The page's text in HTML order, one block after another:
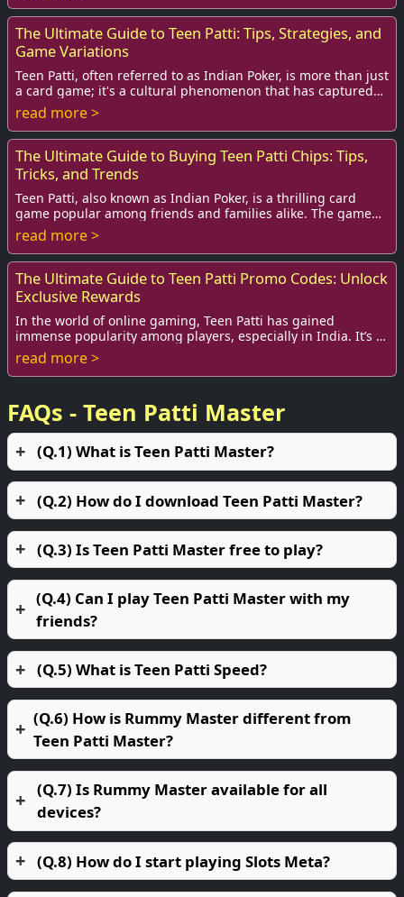
The Ultimate Guide to Teen Patti: Tips, Strategies, and
Game Variations
Teen Patti, often referred to as Indian Poker, is more than just
a card game; it's a cultural phenomenon that has captured
the hearts of players acros...
read more >
The Ultimate Guide to Buying Teen Patti Chips: Tips,
Tricks, and Trends
Teen Patti, also known as Indian Poker, is a thrilling card
game popular among friends and families alike. The game
introduces an element of strategy,...
read more >
The Ultimate Guide to Teen Patti Promo Codes: Unlock
Exclusive Rewards
In the world of online gaming, Teen Patti has gained
immense popularity among players, especially in India. It’s a
game known for its engaging gamepla...
read more >
FAQs - Teen Patti Master
(Q.1) What is Teen Patti Master?
(Q.2) How do I download Teen Patti Master?
(Q.3) Is Teen Patti Master free to play?
(Q.4) Can I play Teen Patti Master with my
friends?
(Q.5) What is Teen Patti Speed?
(Q.6) How is Rummy Master different from
Teen Patti Master?
(Q.7) Is Rummy Master available for all
devices?
(Q.8) How do I start playing Slots Meta?